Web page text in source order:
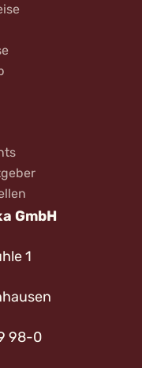
GmbH
1
98-0